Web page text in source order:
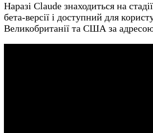
Наразі Claude знаходиться на
бета-версії і доступний для
Великобританії та США за